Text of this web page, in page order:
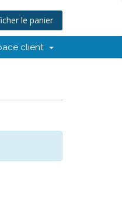
le panier
client